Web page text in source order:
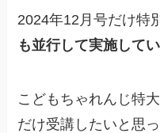
2024年12月号だけ特
も並行して実施して
こどもちゃれんじ特
だけ受講したいと思っ